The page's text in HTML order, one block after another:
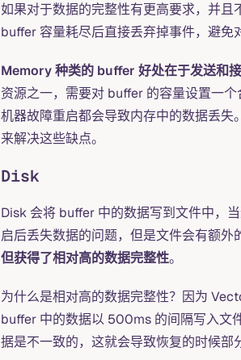
如果对于数据的完整性有更高要求，并
buffer 容量耗尽后直接丢弃掉事件，避免
Memory 种类的 buffer 好处在于发送和
资源之一，需要对 buffer 的容量设置一
机器故障重启都会导致内存中的数据丢
来解决这些缺点。
Disk
Disk 会将 buffer 中的数据写到文件中，
启后丢失数据的问题，但是文件会有额
但获得了相对高的数据完整性。
为什么是相对高的数据完整性？因为
buffer 中的数据以 500ms 的间隔写入文
据是不一致的，这就会导致恢复的时候部